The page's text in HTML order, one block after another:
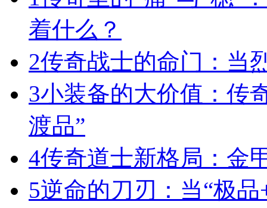
着什么？
2传奇战士的命门：当
3小装备的大价值：传
渡品”
4传奇道士新格局：金
5逆命的刀刃：当“极